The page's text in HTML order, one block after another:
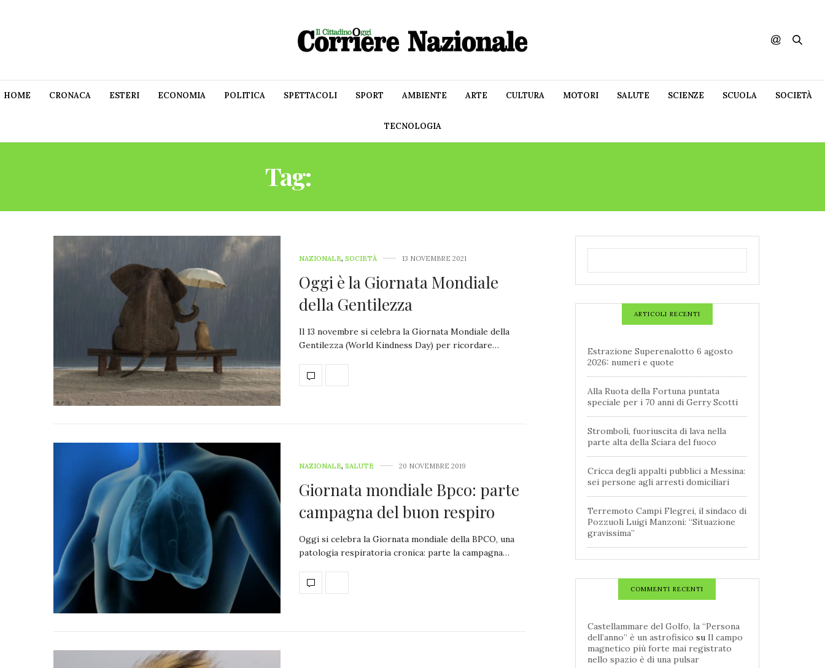
HOME CRONACA ESTERI ECONOMIA POLITICA SPETTACOLI SPORT AMBIENTE ARTE CULTURA MOTORI SALUTE SCIENZE SCUOLA SOCIETÀ
TECNOLOGIA
Tag:
NAZIONALE, SOCIETÀ 13 NOVEMBRE 2021
Oggi è la Giornata Mondiale
della Gentilezza
Il 13 novembre si celebra la Giornata Mondiale della
Gentilezza (World Kindness Day) per ricordare…
NAZIONALE, SALUTE 20 NOVEMBRE 2019
Giornata mondiale Bpco: parte
campagna del buon respiro
Oggi si celebra la Giornata mondiale della BPCO, una
patologia respiratoria cronica: parte la campagna…
ARTICOLI RECENTI
Estrazione Superenalotto 6 agosto
2026: numeri e quote
Alla Ruota della Fortuna puntata
speciale per i 70 anni di Gerry Scotti
Stromboli, fuoriuscita di lava nella
parte alta della Sciara del fuoco
Cricca degli appalti pubblici a Messina:
sei persone agli arresti domiciliari
Terremoto Campi Flegrei, il sindaco di
Pozzuoli Luigi Manzoni: “Situazione
gravissima”
COMMENTI RECENTI
Castellammare del Golfo, la “Persona
dell’anno” è un astrofisico su Il campo
magnetico più forte mai registrato
nello spazio è di una pulsar